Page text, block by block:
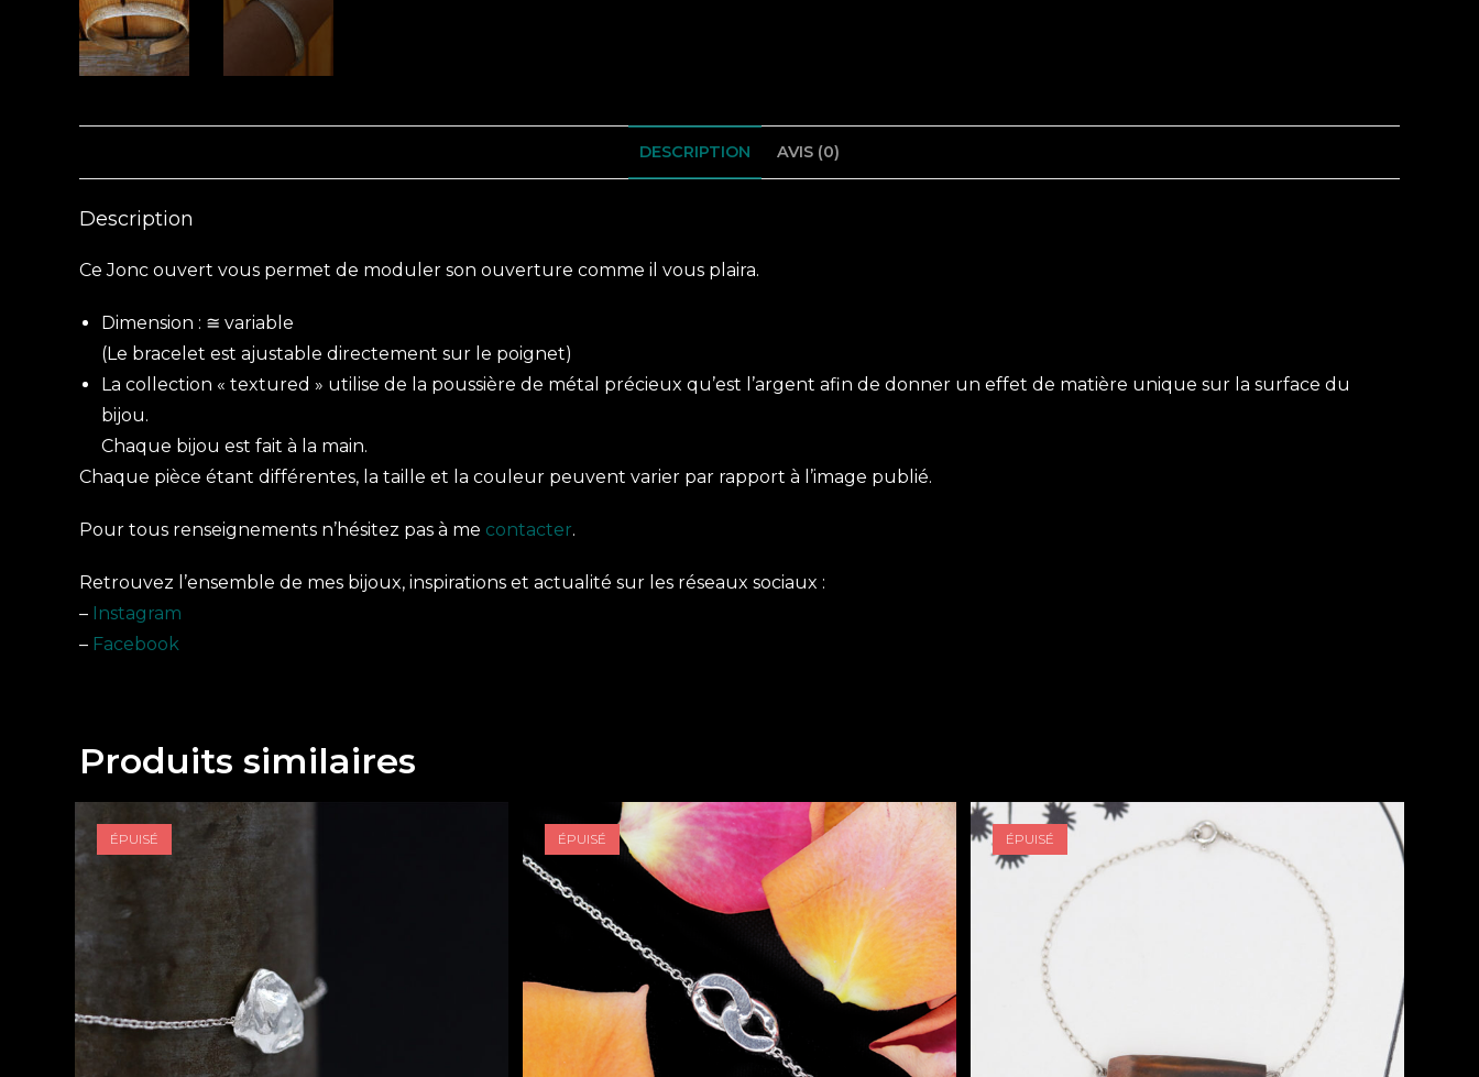
DESCRIPTION AVIS (0)
Description
Ce Jonc ouvert vous permet de moduler son ouverture comme il vous plaira.
Dimension : ≅ variable
(Le bracelet est ajustable directement sur le poignet)
La collection « textured » utilise de la poussière de métal précieux qu’est l’argent afin de donner un effet de matière unique sur la surface du
bijou.
Chaque bijou est fait à la main.
Chaque pièce étant différentes, la taille et la couleur peuvent varier par rapport à l’image publié.
Pour tous renseignements n’hésitez pas à me contacter.
Retrouvez l’ensemble de mes bijoux, inspirations et actualité sur les réseaux sociaux :
– Instagram
– Facebook
Produits similaires
ÉPUISÉ ÉPUISÉ ÉPUISÉ